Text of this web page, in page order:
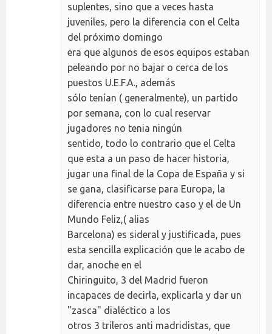
suplentes, sino que a veces hasta
juveniles, pero la diferencia con el Celta
del próximo domingo
era que algunos de esos equipos estaban
peleando por no bajar o cerca de los
puestos U.E.F.A., además
sólo tenían ( generalmente), un partido
por semana, con lo cual reservar
jugadores no tenia ningún
sentido, todo lo contrario que el Celta
que esta a un paso de hacer historia,
jugar una final de la Copa de España y si
se gana, clasificarse para Europa, la
diferencia entre nuestro caso y el de Un
Mundo Feliz,( alias
Barcelona) es sideral y justificada, pues
esta sencilla explicación que le acabo de
dar, anoche en el
Chiringuito, 3 del Madrid fueron
incapaces de decirla, explicarla y dar un
"zasca" dialéctico a los
otros 3 trileros anti madridistas, que